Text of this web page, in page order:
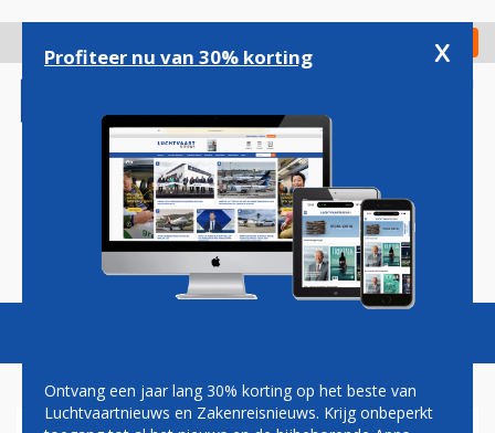
gaan
Check in
Magazine Podcasts Vacatures
Profiteer nu van 30% korting x
Ontvang een jaar lang 30% korting op het beste van
Luchtvaartnieuws en Zakenreisnieuws. Krijg onbeperkt